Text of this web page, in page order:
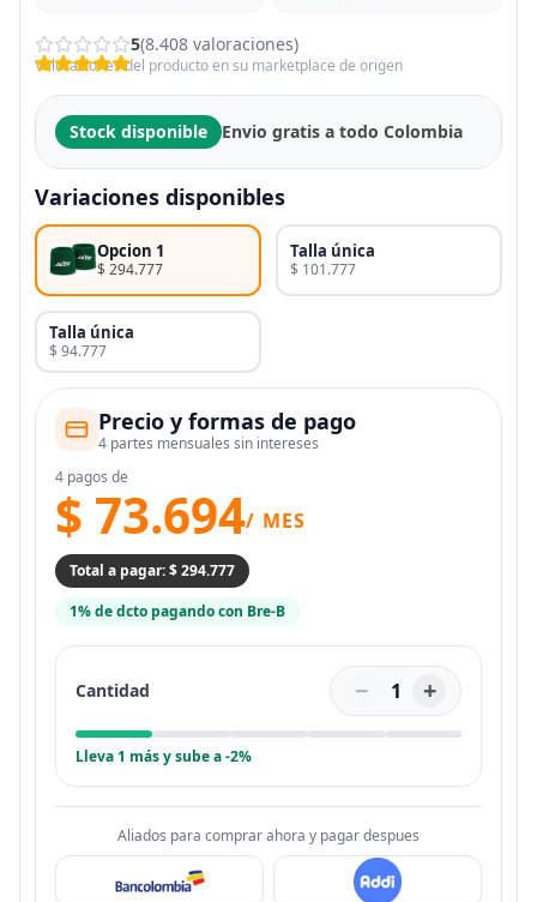
5(8.408 valoraciones)
Valoraciones del producto en su marketplace de origen
Stock disponible Envio gratis a todo Colombia
Variaciones disponibles
Opcion 1
$ 294.777
Talla única
$ 101.777
Talla única
$ 94.777
Precio y formas de pago
4 partes mensuales sin intereses
4 pagos de
$ 73.694/ MES
Total a pagar: $ 294.777
1% de dcto pagando con Bre-B
Cantidad − 1 +
Lleva 1 más y sube a -2%
Aliados para comprar ahora y pagar despues